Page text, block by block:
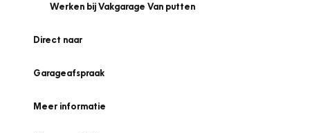
Werken bij Vakgarage Van putten
Direct naar
Garageafspraak
Meer informatie